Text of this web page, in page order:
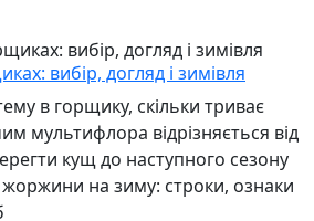
вибір, догляд і зимівля
в горщику, скільки триває
мультифлора відрізняється від
кущ до наступного сезону